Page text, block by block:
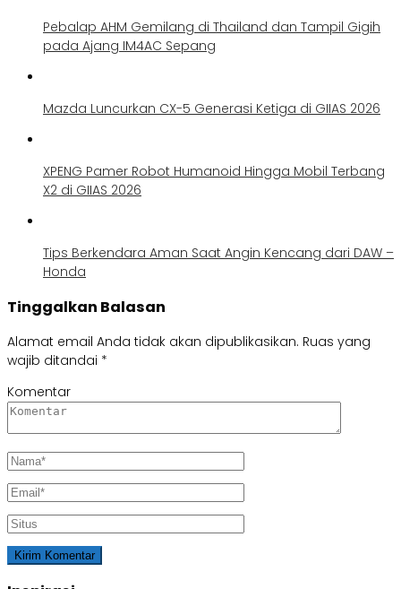
Pebalap AHM Gemilang di Thailand dan Tampil Gigih
pada Ajang IM4AC Sepang
Mazda Luncurkan CX-5 Generasi Ketiga di GIIAS 2026
XPENG Pamer Robot Humanoid Hingga Mobil Terbang
X2 di GIIAS 2026
Tips Berkendara Aman Saat Angin Kencang dari DAW –
Honda
Tinggalkan Balasan
Alamat email Anda tidak akan dipublikasikan. Ruas yang
wajib ditandai *
Komentar